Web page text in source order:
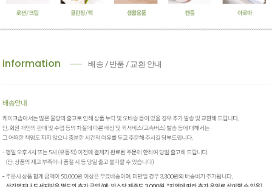
information 배송 / 반품 / 교환 안내